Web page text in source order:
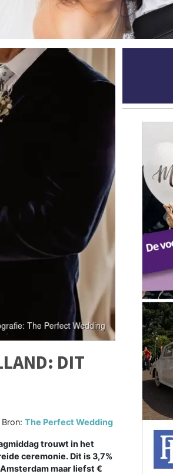
DIT
Bron:The Perfect Wedding
trouwt in het
ceremonie. Dit is 3,7%
maar liefst €